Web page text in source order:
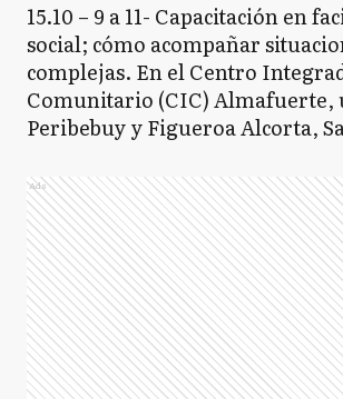
15.10 – 9 a 11- Capacitación en
social; cómo acompañar
complejas. En el Centro
Comunitario (CIC) Almafuerte,
Peribebuy y Figueroa Alcorta,
Ads